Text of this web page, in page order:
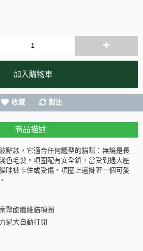
+
加入購物車
收藏 對比
商品描述
點款，它適合任何體型的貓咪：無論是長
色毛髮。項圈配有安全鎖，當受到過大壓
咪被卡住或受傷。項圈上還掛著一個可愛
聚酯纖維貓項圈
過大自動打開